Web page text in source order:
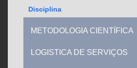
Disciplina
METODOLOGIA CIENTÍFICA
LOGISTICA DE SERVIÇOS